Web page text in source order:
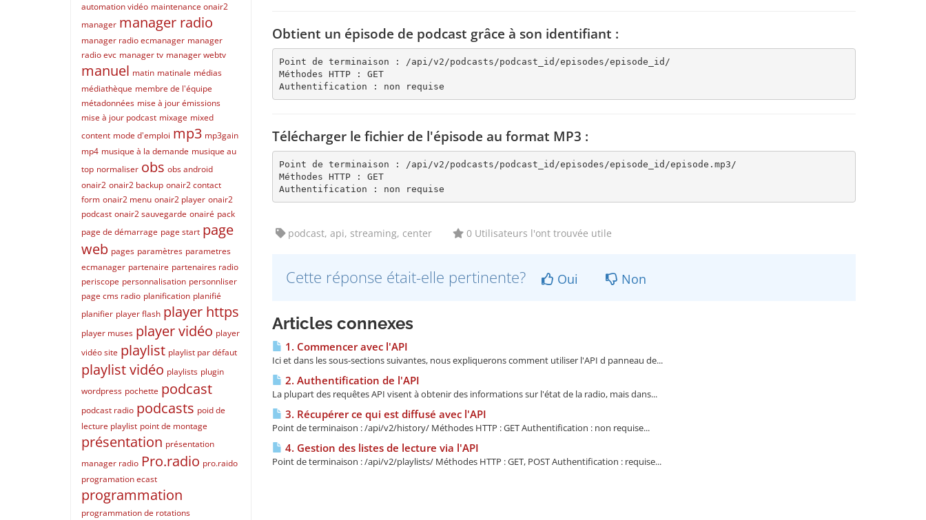
Obtient un épisode de podcast grâce à son identifiant :
Point de terminaison : /api/v2/podcasts/podcast_id/episodes/episode_id/
Méthodes HTTP : GET
Authentification : non requise
Télécharger le fichier de l'épisode au format MP3 :
Point de terminaison : /api/v2/podcasts/podcast_id/episodes/episode_id/episode.mp3/
Méthodes HTTP : GET
Authentification : non requise
podcast, api, streaming, center 0 Utilisateurs l'ont trouvée utile
Cette réponse était-elle pertinente? Oui Non
Articles connexes
1. Commencer avec l'API
Ici et dans les sous-sections suivantes, nous expliquerons comment utiliser l'API d panneau de...
2. Authentification de l'API
La plupart des requêtes API visent à obtenir des informations sur l'état de la radio, mais dans...
3. Récupérer ce qui est diffusé avec l'API
Point de terminaison : /api/v2/history/ Méthodes HTTP : GET Authentification : non requise...
4. Gestion des listes de lecture via l'API
Point de terminaison : /api/v2/playlists/ Méthodes HTTP : GET, POST Authentification : requise...
automation vidéo maintenance onair2
manager manager radio
manager radio ecmanager manager
radio evc manager tv manager webtv
manuel matin matinale médias
médiathèque membre de l'équipe
métadonnées mise à jour émissions
mise à jour podcast mixage mixed
content mode d'emploi mp3 mp3gain
mp4 musique à la demande musique au
top normaliser obs obs android
onair2 onair2 backup onair2 contact
form onair2 menu onair2 player onair2
podcast onair2 sauvegarde onairé pack
page de démarrage page start page
web pages paramètres parametres
ecmanager partenaire partenaires radio
periscope personnalisation personnliser
page cms radio planification planifié
planifier player flash player https
player muses player vidéo player
vidéo site playlist playlist par défaut
playlist vidéo playlists plugin
wordpress pochette podcast
podcast radio podcasts poid de
lecture playlist point de montage
présentation présentation
manager radio Pro.radio pro.raido
programation ecast
programmation
programmation de rotations